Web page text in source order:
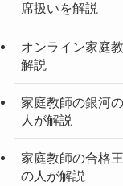
席扱いを解説
オンライン家庭
解説
家庭教師の銀河
人が解説
家庭教師の合格
の人が解説